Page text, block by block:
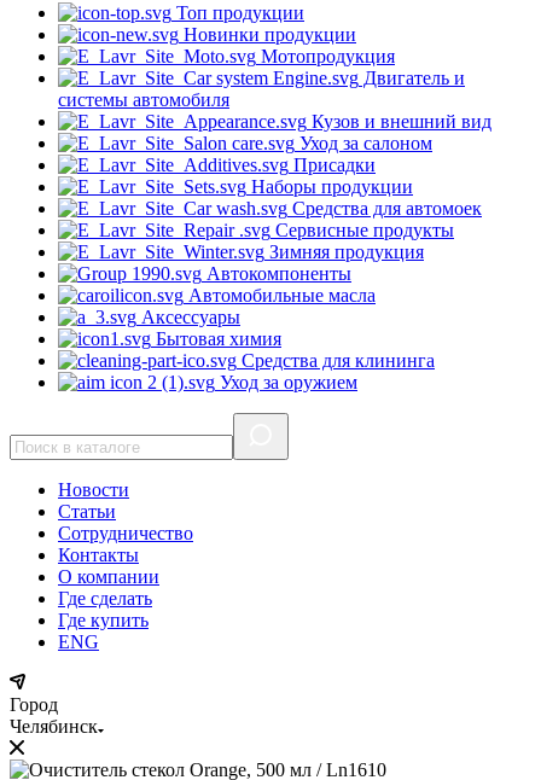
Топ продукции
Новинки продукции
Мотопродукция
Двигатель и
системы автомобиля
Кузов и внешний вид
Уход за салоном
Присадки
Наборы продукции
Средства для автомоек
Сервисные продукты
Зимняя продукция
Автокомпоненты
Автомобильные масла
Аксессуары
Бытовая химия
Средства для клининга
Уход за оружием
Новости
Статьи
Сотрудничество
Контакты
О компании
Где сделать
Где купить
ENG
Город
Челябинск